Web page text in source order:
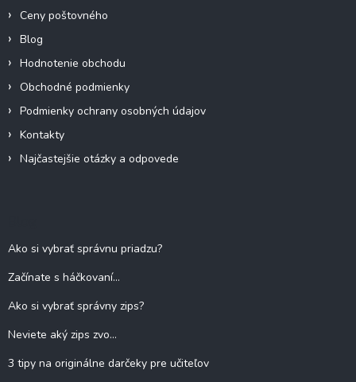
Ceny poštovného
Blog
Hodnotenie obchodu
Obchodné podmienky
Podmienky ochrany osobných údajov
Kontakty
Najčastejšie otázky a odpovede
Ako si vybrať správnu priadzu?
Začínate s háčkovaní...
Ako si vybrať správny zips?
Neviete aký zips zvo...
3 tipy na originálne darčeky pre učiteľov